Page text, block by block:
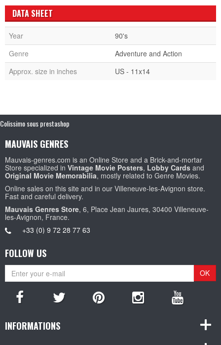
DATA SHEET
Year
90's
Genre
Adventure and Action
Approx. size in inches
US - 11x14
Colissimo sous prestashop
MAUVAIS GENRES
Mauvais-genres.com is an Online Store and a Brick-and-mortar
Store specialized in Vintage Movie Posters, Lobby Cards and
Original Movie Memorabilia, mostly related to Genre Movies.
Online sales on this site and in our Villeneuve-les-Avignon store.
Fast and careful delivery.
Mauvais Genres Store, 6, Place Jean Jaures, 30400 Villeneuve-
les-Avignon, France.
+33 (0) 9 72 28 77 63
FOLLOW US
OK
INFORMATIONS